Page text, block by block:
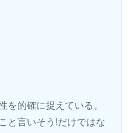
を的確に捉えている。
と言いそう!だけではな